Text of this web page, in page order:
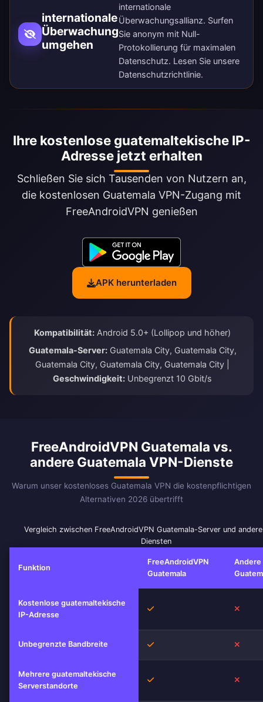
internationale
Überwachung
umgehen
internationale
Überwachungsallianz. Surfen
Sie anonym mit Null-
Protokollierung für maximalen
Datenschutz. Lesen Sie unsere
Datenschutzrichtlinie.
Ihre kostenlose guatemaltekische IP-
Adresse jetzt erhalten
Schließen Sie sich Tausenden von Nutzern an,
die kostenlosen Guatemala VPN-Zugang mit
FreeAndroidVPN genießen
APK herunterladen
Kompatibilität: Android 5.0+ (Lollipop und höher)
Guatemala-Server:Guatemala City, Guatemala City,
Guatemala City, Guatemala City, Guatemala City |
Geschwindigkeit: Unbegrenzt 10 Gbit/s
FreeAndroidVPN Guatemala vs.
andere Guatemala VPN-Dienste
Warum unser kostenloses Guatemala VPN die kostenpflichtigen
Alternativen 2026 übertrifft
Vergleich zwischen FreeAndroidVPN Guatemala-Server und
Diensten
Funktion
FreeAndroidVPN
Guatemala
Andere
Kostenlose guatemaltekische
IP-Adresse
Ja
Unbegrenzte Bandbreite Ja
Mehrere guatemaltekische
Serverstandorte
Ja